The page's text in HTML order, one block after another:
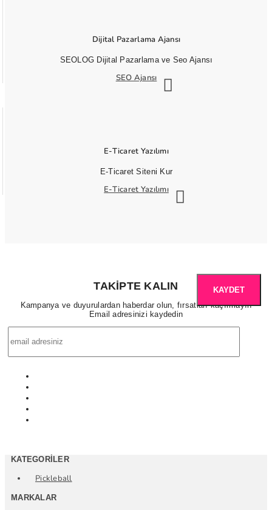
Dijital Pazarlama Ajansı
SEOLOG Dijital Pazarlama ve Seo Ajansı
SEO Ajansı
E-Ticaret Yazılımı
E-Ticaret Siteni Kur
E-Ticaret Yazılımı
TAKIPTE KALIN
Kampanya ve duyurulardan haberdar olun, fırsatları kaçırmayın
Email adresinizi kaydedin
KAYDET
KATEGORILER
Pickleball
MARKALAR